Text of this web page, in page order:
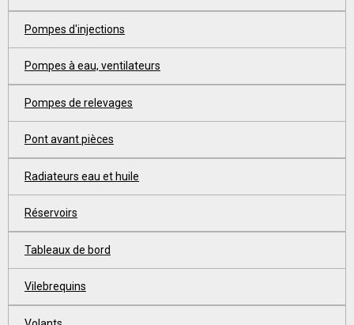
Pompes d'injections
Pompes à eau, ventilateurs
Pompes de relevages
Pont avant pièces
Radiateurs eau et huile
Réservoirs
Tableaux de bord
Vilebrequins